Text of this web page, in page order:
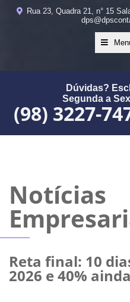
Rua 23, Quadra 21, n° 15
Dúvidas?
Segunda a
(98) 3227-
Notícias
Reta final: 10
2026 e 40%